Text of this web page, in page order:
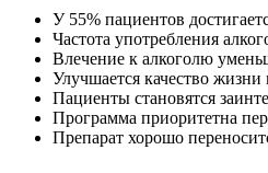
У 55% пациентов
Частота употребления
Влечение к алкоголю
Улучшается качество
Пациенты становятся
Программа приоритетна
Препарат хорошо